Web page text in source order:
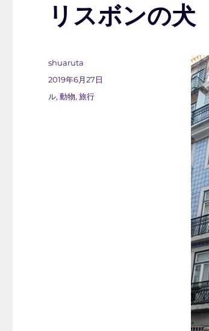
リスボンの犬
投
稿
shuaruta
投
2019年6月27日
カ
ル,動物,旅行